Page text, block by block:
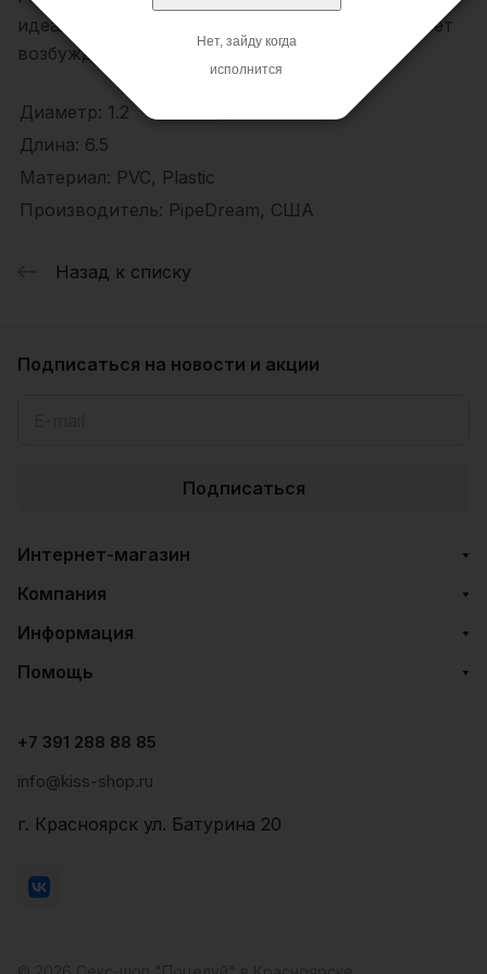
идеальной формы соска и значительно улучшает
возбуждения от прикосновений любимого.
Диаметр: 1.2
Длина: 6.5
Материал: PVC, Plastic
Производитель: PipeDream, США
Назад к списку
Подписаться на новости и акции
Подписаться
Интернет-магазин
Компания
Информация
Помощь
+7 391 288 88 85
info@kiss-shop.ru
г. Красноярск ул. Батурина 20
Нет, зайду когда
исполнится